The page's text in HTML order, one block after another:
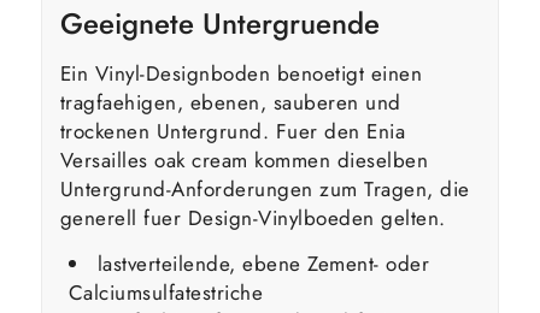
Geeignete Untergruende
Ein Vinyl-Designboden benoetigt einen
tragfaehigen, ebenen, sauberen und
trockenen Untergrund. Fuer den Enia
Versailles oak cream kommen dieselben
Untergrund-Anforderungen zum Tragen, die
generell fuer Design-Vinylboeden gelten.
lastverteilende, ebene Zement- oder
Calciumsulfatestriche